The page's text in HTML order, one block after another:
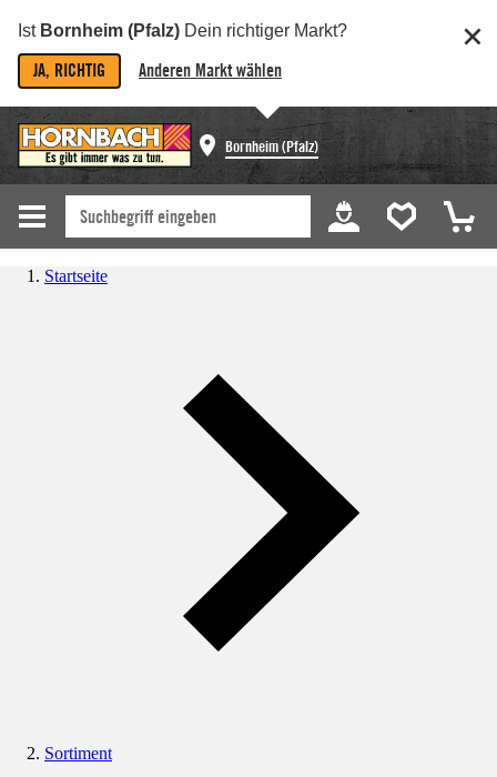
Ist Bornheim (Pfalz) Dein richtiger Markt?
JA, RICHTIG Anderen Markt wählen
Bornheim (Pfalz)
Startseite
Sortiment